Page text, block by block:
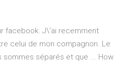
facebook. J\'ai recemment
celui de mon compagnon. Le
séparés et que ... How